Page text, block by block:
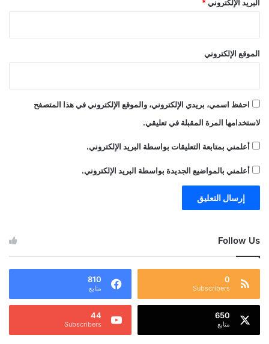
البريد الإلكتروني*
الموقع الإلكتروني
احفظ اسمي، بريدي الإلكتروني، والموقع الإلكتروني في هذا المتصفح
لاستخدامها المرة المقبلة في تعليقي.
أعلمني بمتابعة التعليقات بواسطة البريد الإلكتروني.
أعلمني بالمواضيع الجديدة بواسطة البريد الإلكتروني.
Follow Us
0
Subscribers
810
متابع
650
متابع
44
Subscribers